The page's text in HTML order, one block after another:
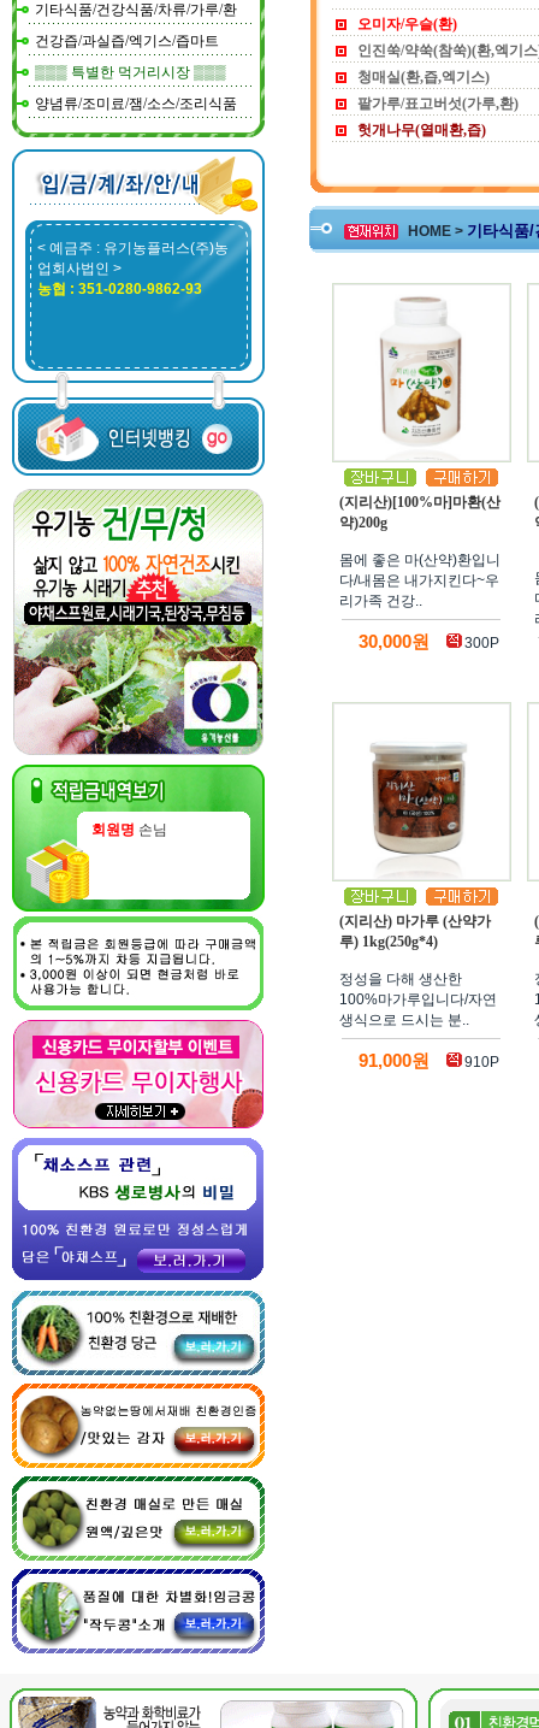
기타식품/건강식품/차류/가루/환
건강즙/과실즙/엑기스/즙마트
▒▒▒ 특별한 먹거리시장 ▒▒▒
양념류/조미료/잼/소스/조리식품
< 예금주 : 유기농플러스(주)농
업회사법인 >
농협 : 351-0280-9862-93
회원명 손님
오미자/우슬(환)
인진쑥/약쑥(참쑥)(환,엑기
청매실(환,즙,엑기스)
팥가루/표고버섯(가루,환)
헛개나무(열매환,즙)
HOME > 기타식품
(지리산)[100%마]마환(산
약)200g
몸에 좋은 마(산약)환입니
다/내몸은 내가지킨다~우
리가족 건강..
30,000원 300P
(지리산) 마가루 (산약가
루) 1kg(250g*4)
정성을 다해 생산한
100%마가루입니다/자연
생식으로 드시는 분..
91,000원 910P